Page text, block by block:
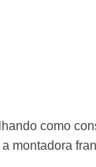
como
montadora